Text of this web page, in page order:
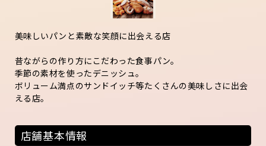
美味しいパンと素敵な笑顔に出会える店
昔ながらの作り方にこだわった食事パン。
季節の素材を使ったデニッシュ。
ボリューム満点のサンドイッチ等たくさんの美味しさに出会
える店。
店舗基本情報